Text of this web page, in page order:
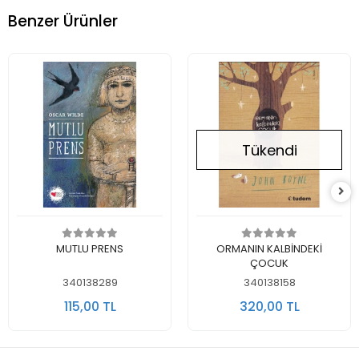
Benzer Ürünler
Sepete Ekle
MUTLU PRENS
340138289
115,00 TL
Stokta Yok
Tükendi
ORMANIN KALBİNDEKİ
ÇOCUK
340138158
320,00 TL